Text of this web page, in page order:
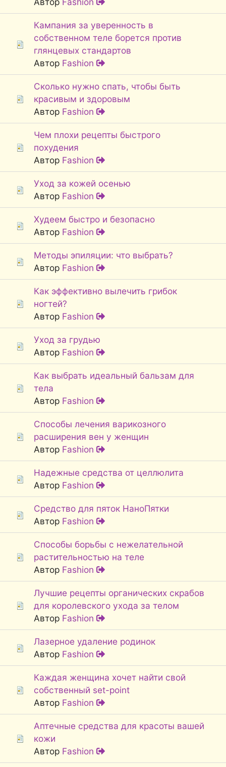
Кампания за уверенность в
собственном теле борется против
глянцевых стандартов
Автор Fashion
Сколько нужно спать, чтобы быть
красивым и здоровым
Автор Fashion
Чем плохи рецепты быстрого
похудения
Автор Fashion
Уход за кожей осенью
Автор Fashion
Худеем быстро и безопасно
Автор Fashion
Методы эпиляции: что выбрать?
Автор Fashion
Как эффективно вылечить грибок
ногтей?
Автор Fashion
Уход за грудью
Автор Fashion
Как выбрать идеальный бальзам для
тела
Автор Fashion
Способы лечения варикозного
расширения вен у женщин
Автор Fashion
Надежные средства от целлюлита
Автор Fashion
Средство для пяток НаноПятки
Автор Fashion
Способы борьбы с нежелательной
растительностью на теле
Автор Fashion
Лучшие рецепты органических скрабов
для королевского ухода за телом
Автор Fashion
Лазерное удаление родинок
Автор Fashion
Каждая женщина хочет найти свой
собственный set-point
Автор Fashion
Аптечные средства для красоты вашей
кожи
Автор Fashion